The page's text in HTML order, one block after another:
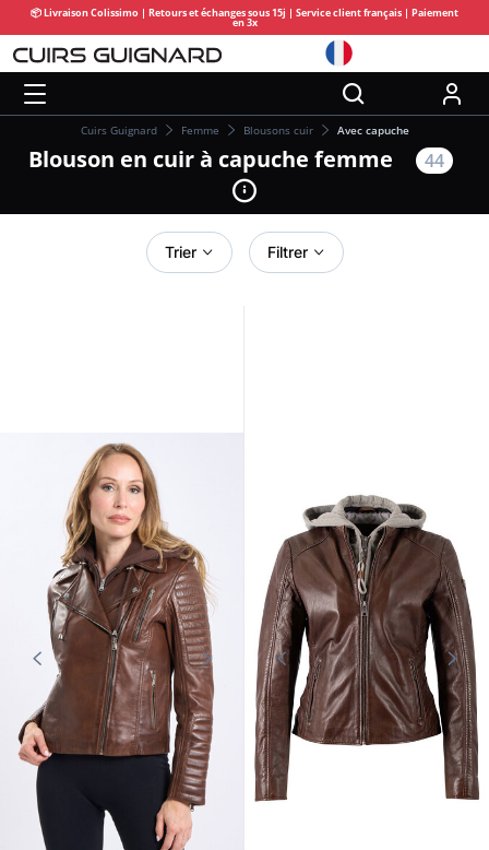
📦 Livraison Colissimo | Retours et échanges sous 15j | Service client français | Paiement
en 3x
Cuirs Guignard Femme Blousons cuir Avec capuche
Blouson en cuir à capuche femme 44
Trier Filtrer